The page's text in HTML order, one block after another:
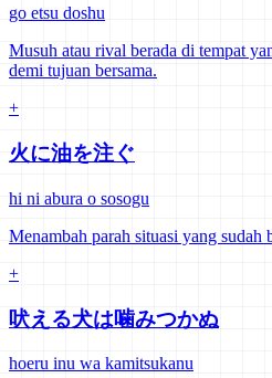
go etsu doshu
Musuh atau rival berada di tempat
demi tujuan bersama.
+
火に油を注ぐ
hi ni abura o sosogu
Menambah parah situasi yang sudah
+
吠える犬は噛みつかぬ
hoeru inu wa kamitsukanu